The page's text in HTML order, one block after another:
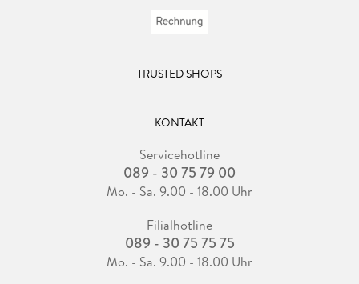
TRUSTED SHOPS
KONTAKT
Servicehotline
089 - 30 75 79 00
Mo. - Sa. 9.00 - 18.00 Uhr
Filialhotline
089 - 30 75 75 75
Mo. - Sa. 9.00 - 18.00 Uhr